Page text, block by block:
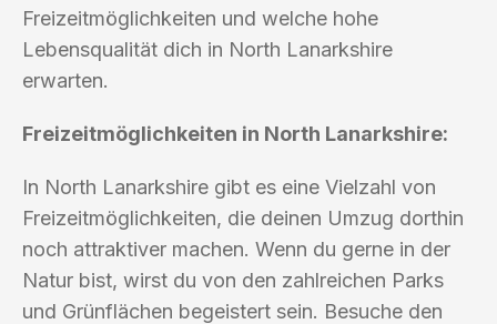
Freizeitmöglichkeiten und welche hohe
Lebensqualität dich in North Lanarkshire
erwarten.
Freizeitmöglichkeiten in North Lanarkshire:
In North Lanarkshire gibt es eine Vielzahl von
Freizeitmöglichkeiten, die deinen Umzug dorthin
noch attraktiver machen. Wenn du gerne in der
Natur bist, wirst du von den zahlreichen Parks
und Grünflächen begeistert sein. Besuche den